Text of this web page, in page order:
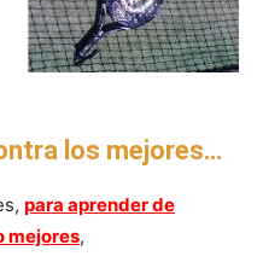
los mejores…
para aprender de
mejores,